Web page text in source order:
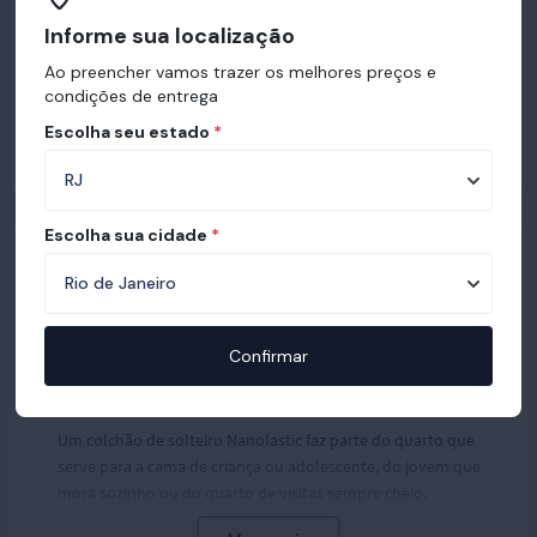
Colchão de solteiro
Nanolastic Ortobom
Um colchão de solteiro Nanolastic faz parte do quarto que
Com a tecnologia de molas Nanolastic Ortobom, quem
Informe sua localização
Ao preencher vamos trazer os melhores preços e
condições de entrega
Escolha seu estado *
Escolha sua cidade *
Confirmar